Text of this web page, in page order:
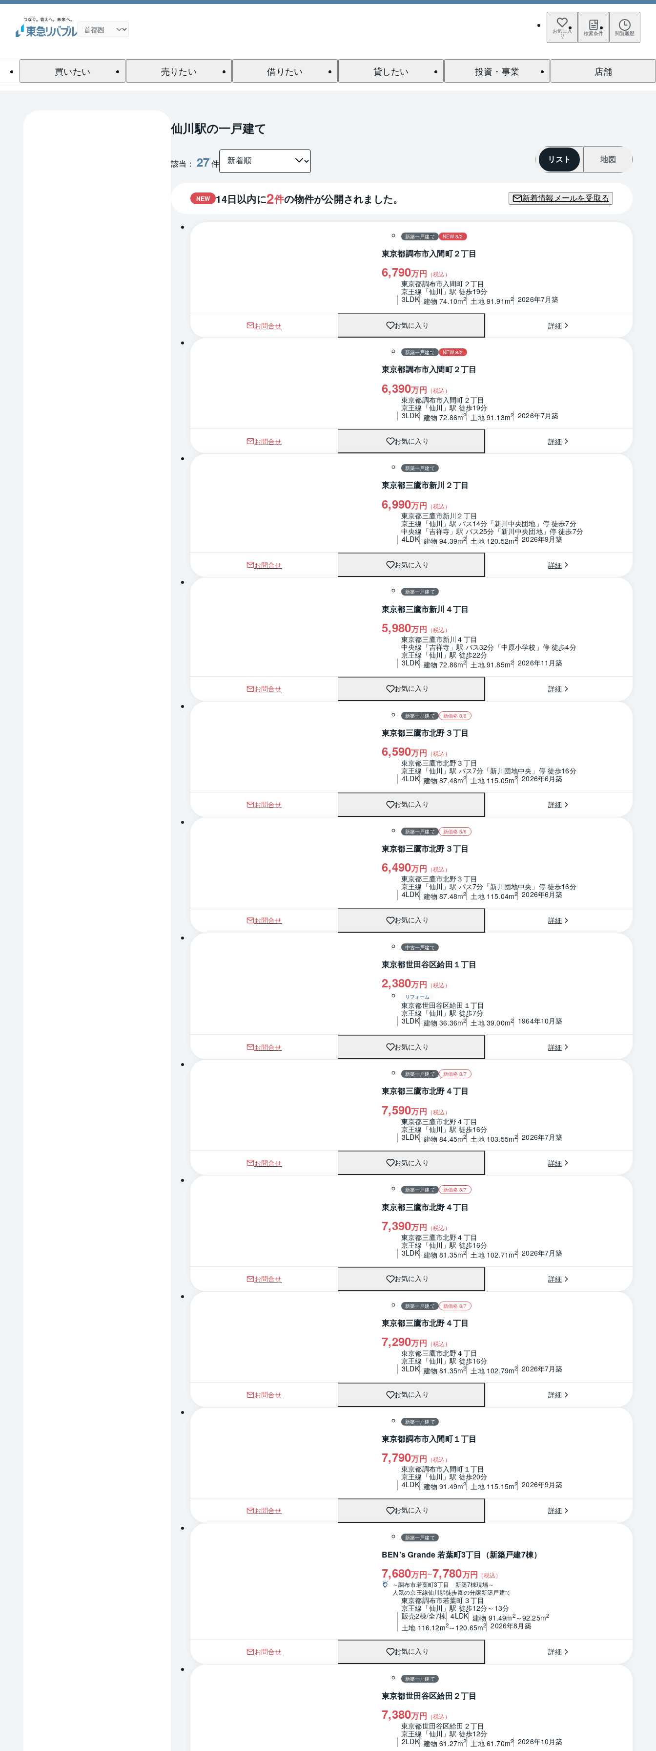
お気に入
り 検索条件 閲覧履歴
買いたい 売りたい 借りたい 貸したい 投資・事業 店舗
仙川駅の一戸建て
該当： 27件 リスト 地図
NEW 14日以内に2件の物件が公開されました。 新着情報メールを受取る
新築一戸建て NEW 8/2
東京都調布市入間町２丁目
6,790万円 （税込）
東京都調布市入間町２丁目
京王線「仙川」駅 徒歩19分
3LDK 建物 74.10m2 土地 91.91m2 2026年7月築
お問合せ お気に入り 詳細
新築一戸建て NEW 8/2
東京都調布市入間町２丁目
6,390万円 （税込）
東京都調布市入間町２丁目
京王線「仙川」駅 徒歩19分
3LDK 建物 72.86m2 土地 91.13m2 2026年7月築
お問合せ お気に入り 詳細
新築一戸建て
東京都三鷹市新川２丁目
6,990万円 （税込）
東京都三鷹市新川２丁目
京王線「仙川」駅 バス14分「新川中央団地」停 徒歩7分
中央線「吉祥寺」駅 バス25分「新川中央団地」停 徒歩7分
4LDK 建物 94.39m2 土地 120.52m2 2026年9月築
お問合せ お気に入り 詳細
新築一戸建て
東京都三鷹市新川４丁目
5,980万円 （税込）
東京都三鷹市新川４丁目
中央線「吉祥寺」駅 バス32分「中原小学校」停 徒歩4分
京王線「仙川」駅 徒歩22分
3LDK 建物 72.86m2 土地 91.85m2 2026年11月築
お問合せ お気に入り 詳細
新築一戸建て 新価格 8/6
東京都三鷹市北野３丁目
6,590万円 （税込）
東京都三鷹市北野３丁目
京王線「仙川」駅 バス7分「新川団地中央」停 徒歩16分
4LDK 建物 87.48m2 土地 115.05m2 2026年6月築
お問合せ お気に入り 詳細
新築一戸建て 新価格 8/6
東京都三鷹市北野３丁目
6,490万円 （税込）
東京都三鷹市北野３丁目
京王線「仙川」駅 バス7分「新川団地中央」停 徒歩16分
4LDK 建物 87.48m2 土地 115.04m2 2026年6月築
お問合せ お気に入り 詳細
中古一戸建て
東京都世田谷区給田１丁目
2,380万円 （税込）
リフォーム
東京都世田谷区給田１丁目
京王線「仙川」駅 徒歩7分
3LDK 建物 36.36m2 土地 39.00m2 1964年10月築
お問合せ お気に入り 詳細
新築一戸建て 新価格 8/7
東京都三鷹市北野４丁目
7,590万円 （税込）
東京都三鷹市北野４丁目
京王線「仙川」駅 徒歩16分
3LDK 建物 84.45m2 土地 103.55m2 2026年7月築
お問合せ お気に入り 詳細
新築一戸建て 新価格 8/7
東京都三鷹市北野４丁目
7,390万円 （税込）
東京都三鷹市北野４丁目
京王線「仙川」駅 徒歩16分
3LDK 建物 81.35m2 土地 102.71m2 2026年7月築
お問合せ お気に入り 詳細
新築一戸建て 新価格 8/7
東京都三鷹市北野４丁目
7,290万円 （税込）
東京都三鷹市北野４丁目
京王線「仙川」駅 徒歩16分
3LDK 建物 81.35m2 土地 102.79m2 2026年7月築
お問合せ お気に入り 詳細
新築一戸建て
東京都調布市入間町１丁目
7,790万円 （税込）
東京都調布市入間町１丁目
京王線「仙川」駅 徒歩20分
4LDK 建物 91.49m2 土地 115.15m2 2026年9月築
お問合せ お気に入り 詳細
新築一戸建て
BEN's Grande 若葉町3丁目（新築戸建7棟）
7,680万円~7,780万円 （税込）
～調布市若葉町3丁目　新築7棟現場～
人気の京王線仙川駅徒歩圏の分譲新築戸建て
東京都調布市若葉町３丁目
京王線「仙川」駅 徒歩12分～13分
販売2棟/全7棟 4LDK 建物 91.49m2～92.25m2
土地 116.12m2～120.65m2 2026年8月築
お問合せ お気に入り 詳細
新築一戸建て
東京都世田谷区給田２丁目
7,380万円 （税込）
東京都世田谷区給田２丁目
京王線「仙川」駅 徒歩12分
2LDK 建物 61.27m2 土地 61.70m2 2026年10月築